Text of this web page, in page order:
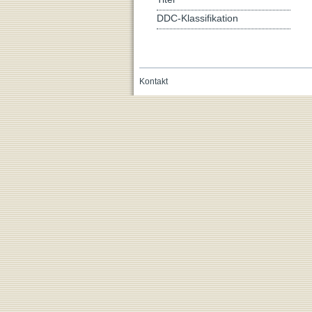
DDC-Klassifikation
Kontakt